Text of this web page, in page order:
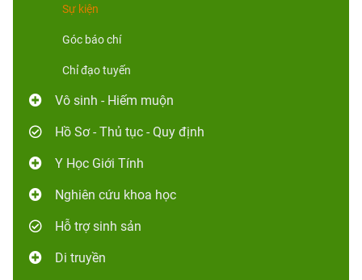
Sự kiện
Góc báo chí
Chỉ đạo tuyến
Vô sinh - Hiếm muộn
Hồ Sơ - Thủ tục - Quy định
Y Học Giới Tính
Nghiên cứu khoa học
Hỗ trợ sinh sản
Di truyền